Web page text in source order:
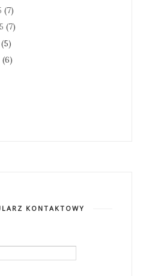
(7)
(7)
(5)
(6)
KONTAKTOWY